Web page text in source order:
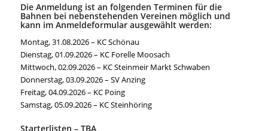
Die Anmeldung ist an folgenden Terminen für die
Bahnen bei nebenstehenden Vereinen möglich und
kann im Anmeldeformular ausgewählt werden:
Montag, 31.08.2026 – KC Schönau
Dienstag, 01.09.2026 – KC Forelle Moosach
Mittwoch, 02.09.2026 – KC Steinmeir Markt Schwaben
Donnerstag, 03.09.2026 – SV Anzing
Freitag, 04.09.2026 – KC Poing
Samstag, 05.09.2026 – KC Steinhöring
Starterlisten – TBA